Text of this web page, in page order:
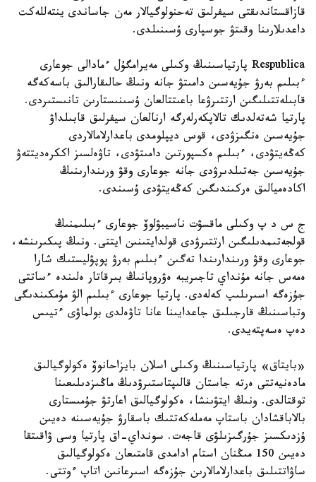
قازاقستاندىقتى سيفرلىق تەحنولوگيالار مەن جاساندى ينتەللەكت
داعدىلارىنا وقىتۋ جوسپارى ۇسىنىلدى.
Respublica پارتياسىنىڭ وكىلى مەيرامگۇل ءمادالى جوعارى
ءبىلىم بەرۋ جۇيەسىن دامىتۋ جانە ونىڭ حالىقارالىق باسەكەگە
قابىلەتتىلىگىن ارتتىرۋعا باعىتتالعان ۇسىنىستارىن تانىستىردى.
پارتيا شەتەلدىك تالاپكەرلەرگە ارنالعان سيفرلىق قابىلداۋ
جۇيەسىن ەنگىزۋدى، قوس ديپلومدى باعدارلامالاردى
كەڭەيتۋدى، ءبىلىم ەكسپورتىن دامىتۋدى، تاۋەلسىز اككرەديتتەۋ
جۇيەسىن جەتىلدىرۋدى جانە جوعارى وقۋ ورىندارىنىڭ
اكادەميالىق ەركىندىگىن كەڭەيتۋدى ۇسىندى.
ج س د پ وكىلى ماقسۋت ناسيبۋلوۆ جوعارى ءبىلىمنىڭ
قولجەتىمدىلىگىن ارتتىرۋدى قولدايتىنىن ايتتى. ونىڭ پىكىرىنشە،
جوعارى وقۋ ورىندارىندا تەگىن ءبىلىم بەرۋ پوپۋليستىك شارا
ەمەس جانە مۇنداي تاجىريبە ەۋروپانىڭ بىرقاتار ەلىندە ءساتتى
جۇزەگە اسىرىلىپ كەلەدى. پارتيا جوعارى ءبىلىم الۋ مۇمكىندىگى
وتباسىنىڭ قارجىلىق جاعدايىنا عانا تاۋەلدى بولماۋى ءتيىس
دەپ ەسەپتەيدى.
«بايتاق» پارتياسىنىڭ وكىلى اسلان بايزاحانوۆ ەكولوگيالىق
مادەنيەتتى ەرتە جاستان قالىپتاستىرۋدىڭ ماڭىزدىلىعىنا
توقتالدى. ونىڭ ايتۋىنشا، ەكولوگيالىق اعارتۋ جۇمىستارى
بالاباقشادان باستاپ مەملەكەتتىك باسقارۋ جۇيەسىنە دەيىن
ۇزدىكسىز جۇرگىزىلۋى قاجەت. سونداي-اق پارتيا وسى ۋاقىتقا
دەيىن 150 مىڭنان استام ادامدى قامتىعان ەكولوگيالىق
ساۋاتتىلىق باعدارلامالارىن جۇزەگە اسىرعانىن اتاپ ءوتتى.